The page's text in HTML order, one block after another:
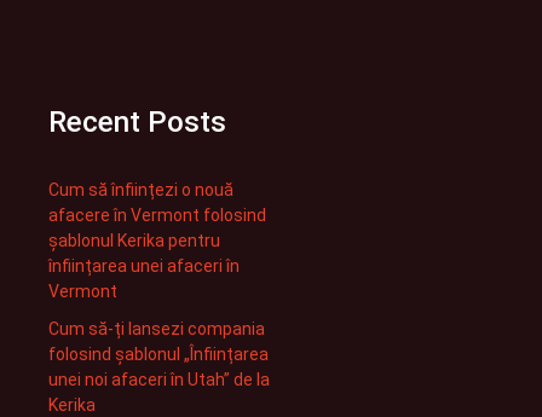
Recent Posts
Cum să înființezi o nouă
afacere în Vermont folosind
șablonul Kerika pentru
înființarea unei afaceri în
Vermont
Cum să-ți lansezi compania
folosind șablonul „Înființarea
unei noi afaceri în Utah” de la
Kerika